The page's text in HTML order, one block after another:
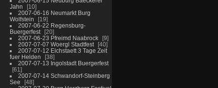
Jahn
10
2007-06-16 Neumarkt Burg
Wolfstein
19
2007-06-22 Regensburg-
Buergerfest
20
2007-06-23 Pfreimd Naabrock
9
2007-07-07 Woergl Stadtfest
40
2007-07-12 Eichstaett 3 Tage Zeit
fuer Helden
38
2007-07-13 Ingolstadt Buergerfest
61
2007-07-14 Schwandorf-Steinberg
See
48